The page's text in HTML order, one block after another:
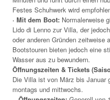
Festes Schuhwerk wird
· Mit dem Boot: Normalerweise
Lido di Lenno zur Villa, der
oder anderen Gründen
Bootstouren bieten jedoch eine
Wasser aus zu bewundern.
Öffnungszeiten & Tickets
Die Villa ist von März bis Januar
montags und mittwochs.